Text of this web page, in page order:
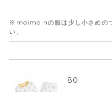
※moimolnの服は少し小さめのつ
い。
80